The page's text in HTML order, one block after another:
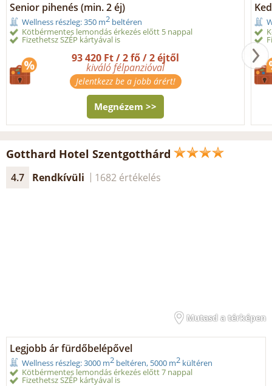
Senior pihenés (min. 2 éj)
Wellness részleg: 350 m2 beltéren
Kötbérmentes lemondás érkezés előtt 5 nappal
Fizethetsz SZÉP kártyával is
93 420 Ft / 2 fő / 2 éjtől
kiváló félpanzióval
Jelentkezz be a jobb árért!
Megnézem >>
Gotthard Hotel Szentgotthárd
4.7 Rendkívüli 1682 értékelés
Mutasd a térképen
Legjobb ár fürdőbelépővel
Wellness részleg: 3000 m2 beltéren, 5000 m2 kültéren
Kötbérmentes lemondás érkezés előtt 7 nappal
Fizethetsz SZÉP kártyával is